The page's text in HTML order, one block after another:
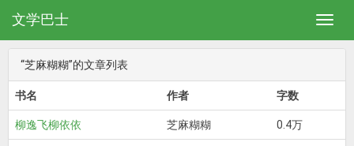
文学巴士
“芝麻糊糊”的文章列表
书名 作者 字数
柳逸飞柳依依 芝麻糊糊 0.4万